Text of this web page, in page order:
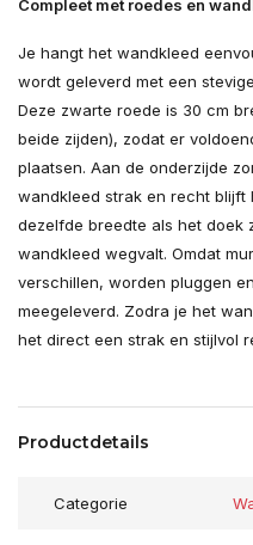
Compleet met roedes en
Je hangt het wandkleed
wordt geleverd met een
Deze zwarte roede is 30 cm
beide zijden), zodat er
plaatsen. Aan de onderzijde
wandkleed strak en recht blijft
dezelfde breedte als het doek
wandkleed wegvalt. Omdat
verschillen, worden pluggen
meegeleverd. Zodra je het
het direct een strak en stijlvol
Productdetails
Categorie